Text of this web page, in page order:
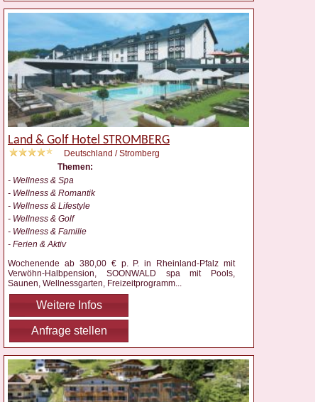
Land & Golf Hotel STROMBERG
Deutschland / Stromberg
Themen:
- Wellness & Spa
- Wellness & Romantik
- Wellness & Lifestyle
- Wellness & Golf
- Wellness & Familie
- Ferien & Aktiv
Wochenende ab 380,00 € p. P. in Rheinland-Pfalz mit
Verwöhn-Halbpension, SOONWALD spa mit Pools,
Saunen, Wellnessgarten, Freizeitprogramm
Weitere Infos
Anfrage stellen